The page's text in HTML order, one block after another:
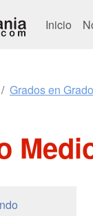
Inicio
Grados en